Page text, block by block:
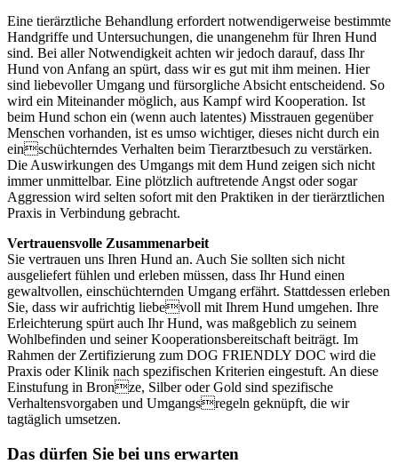
Eine tierärztliche Behandlung erfordert notwendigerweise bestimmte
Handgriffe und Untersuchungen, die unangenehm für Ihren Hund
sind. Bei aller Notwendigkeit achten wir jedoch darauf, dass Ihr
Hund von Anfang an spürt, dass wir es gut mit ihm meinen. Hier
sind liebevoller Umgang und fürsorgliche Absicht entscheidend. So
wird ein Miteinander möglich, aus Kampf wird Kooperation. Ist
beim Hund schon ein (wenn auch latentes) Misstrauen gegenüber
Menschen vorhanden, ist es umso wichtiger, dieses nicht durch ein
einschüchterndes Verhalten beim Tierarztbesuch zu verstärken.
Die Auswirkungen des Umgangs mit dem Hund zeigen sich nicht
immer unmittelbar. Eine plötzlich auftretende Angst oder sogar
Aggression wird selten sofort mit den Praktiken in der tierärztlichen
Praxis in Verbindung gebracht.
Vertrauensvolle Zusammenarbeit
Sie vertrauen uns Ihren Hund an. Auch Sie sollten sich nicht
ausgeliefert fühlen und erleben müssen, dass Ihr Hund einen
gewaltvollen, einschüchternden Umgang erfährt. Stattdessen erleben
Sie, dass wir aufrichtig liebevoll mit Ihrem Hund umgehen. Ihre
Erleichterung spürt auch Ihr Hund, was maßgeblich zu seinem
Wohlbefinden und seiner Kooperationsbereitschaft beiträgt. Im
Rahmen der Zertifizierung zum DOG FRIENDLY DOC wird die
Praxis oder Klinik nach spezifischen Kriterien eingestuft. An diese
Einstufung in Bronze, Silber oder Gold sind spezifische
Verhaltensvorgaben und Umgangsregeln geknüpft, die wir
tagtäglich umsetzen.
Das dürfen Sie bei uns erwarten